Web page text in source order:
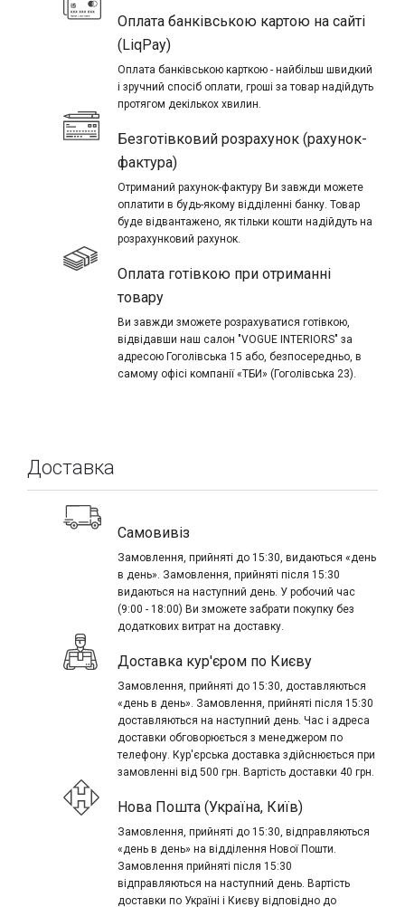
Оплата банківською картою на сайті
(LiqPay)
Оплата банківською карткою - найбільш швидкий
і зручний спосіб оплати, гроші за товар надійдуть
протягом декількох хвилин.
Безготівковий розрахунок (рахунок-
фактура)
Отриманий рахунок-фактуру Ви завжди можете
оплатити в будь-якому відділенні банку. Товар
буде відвантажено, як тільки кошти надійдуть на
розрахунковий рахунок.
Оплата готівкою при отриманні
товару
Ви завжди зможете розрахуватися готівкою,
відвідавши наш салон "VOGUE INTERIORS" за
адресою Гоголівська 15 або, безпосередньо, в
самому офісі компанії «ТБИ» (Гоголівська 23).
Доставка
Самовивіз
Замовлення, прийняті до 15:30, видаються «день
в день». Замовлення, прийняті після 15:30
видаються на наступний день. У робочий час
(9:00 - 18:00) Ви зможете забрати покупку без
додаткових витрат на доставку.
Доставка кур'єром по Києву
Замовлення, прийняті до 15:30, доставляються
«день в день». Замовлення, прийняті після 15:30
доставляються на наступний день. Час і адреса
доставки обговорюється з менеджером по
телефону. Кур'єрська доставка здійснюється при
замовленні від 500 грн. Вартість доставки 40 грн.
Нова Пошта (Україна, Київ)
Замовлення, прийняті до 15:30, відправляються
«день в день» на відділення Нової Пошти.
Замовлення прийняті після 15:30
відправляються на наступний день. Вартість
доставки по Україні і Києву відповідно до